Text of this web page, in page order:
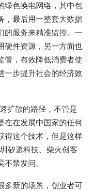
绿色换电网络，其中包
，最后用一整套大数据
的服务来精准监控。一
硬件资源，另一方面也
管，有效降低消费者使
一步提升社会的经济效
扩散的路径，不管是
在在发展中国家的任何
得这个技术，但是这样
矽递科技、柴火创客
禁发问。
多新的场景，创业者可